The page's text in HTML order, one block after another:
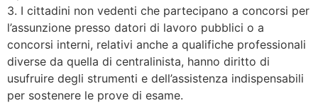
3. I cittadini non vedenti che partecipano a concorsi per
l’assunzione presso datori di lavoro pubblici o a
concorsi interni, relativi anche a qualifiche professionali
diverse da quella di centralinista, hanno diritto di
usufruire degli strumenti e dell’assistenza indispensabili
per sostenere le prove di esame.